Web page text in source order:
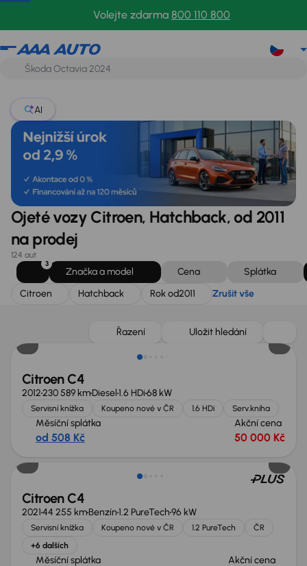
Volejte zdarma 800 110 800
Citroen
AI
Ojeté vozy Citroen, Hatchback, od 2011
na prodej
124 aut
3
Značka a model Cena
Splátka
Citroen
Hatchback Rok od2011 Zrušit vše
Řazení Uložit hledání
Zlevněno o 35 000 Kč
Citroen C4
2012230 589 kmDiesel1.6 HDi68 kW
Servisní knížka Koupeno nové v ČR 1.6 HDi Serv.kniha
Měsíční splátka
od 508 Kč
Akční cena
50 000 Kč
Zlevněno o 30 000 Kč
Citroen C4
202144 255 kmBenzín1.2 PureTech96 kW
Servisní knížka Koupeno nové v ČR 1.2 PureTech
ČR
+6 dalších
Měsíční splátka Akční cena